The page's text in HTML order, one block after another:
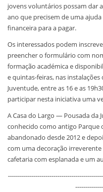
jovens voluntários possam dar
ano que precisem de uma
financeira para a pagar.
Os interessados podem
preencher o formulário com
formação académica e
e quintas-feiras, nas
Juventude, entre as 16 e as
participar nesta iniciativa uma
A Casa do Largo — Pousada da
conhecido como antigo Parque
abandonado desde 2012 e
com uma decoração
cafetaria com esplanada e um